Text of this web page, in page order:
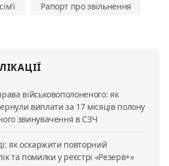
Рапорт про звільнення
військовополоненого: як
виплати за 17 місяців полону
звинувачення в СЗЧ
як оскаржити повторний
та помилки у реєстрі «Резерв+»